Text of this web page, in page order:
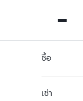
ซื้อ
เช่า